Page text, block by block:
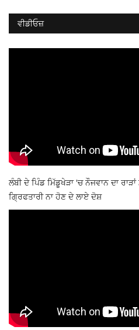
ਵੀਡੀਓਜ਼
ਲੰਬੀ ਦੇ ਪਿੰਡ ਮਿੱਡੂਖੇੜਾ 'ਚ ਨੌਜਵਾਨ ਦਾ
ਗ੍ਰਿਫਤਾਰੀ ਨਾ ਹੋਣ ਦੇ ਲਾਏ ਦੋਸ਼